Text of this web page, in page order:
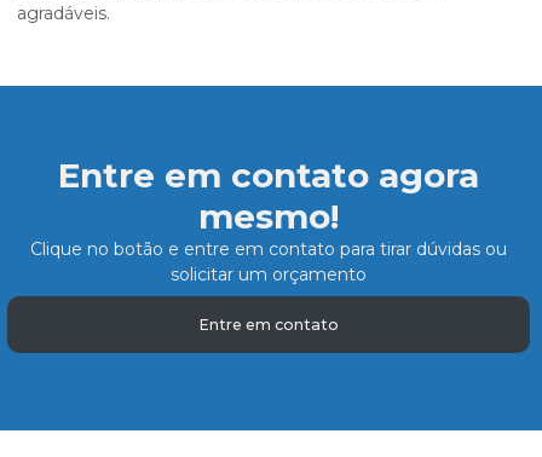
agradáveis.
Entre em contato agora
mesmo!
Clique no botão e entre em contato para tirar dúvidas ou
solicitar um orçamento
Entre em contato